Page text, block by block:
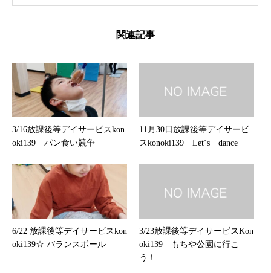
関連記事
3/16放課後等デイサービスkon
oki139 パン食い競争
11月30日放課後等デイサービ
スkonoki139 Let‘s dance
6/22 放課後等デイサービスkon
oki139☆ バランスボール
3/23放課後等デイサービスKon
oki139 もちや公園に行こ
う！